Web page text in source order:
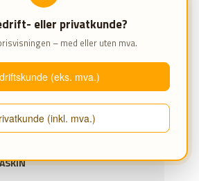
eller privatkunde?
– med eller uten mva.
(eks. mva.)
(inkl. mva.)
av lastebilhjul
til montøren i tilfelle
for en liten investering
inngangsdør
ledningsnettverk
hjul opp til 1.150 mm